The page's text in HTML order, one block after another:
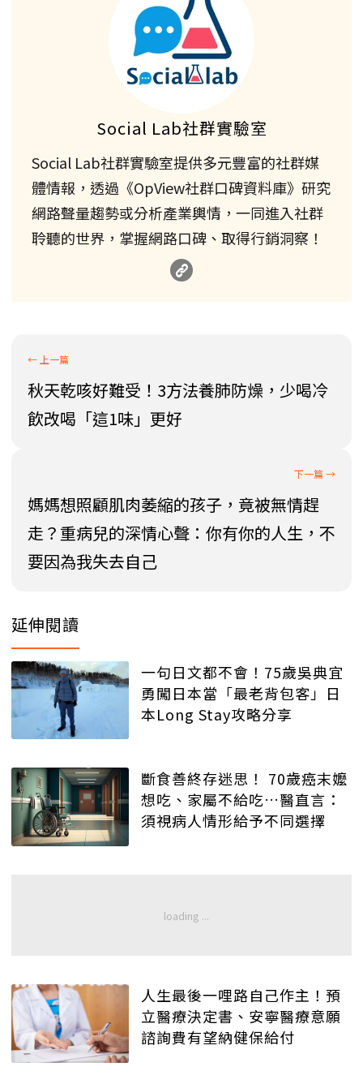
Social Lab社群實驗室
Social Lab社群實驗室提供多元豐富的社群媒
體情報，透過《OpView社群口碑資料庫》研究
網路聲量趨勢或分析產業輿情，一同進入社群
聆聽的世界，掌握網路口碑、取得行銷洞察！
秋天乾咳好難受！3方法養肺防燥，少喝冷
飲改喝「這1味」更好
媽媽想照顧肌肉萎縮的孩子，竟被無情趕
走？重病兒的深情心聲：你有你的人生，不
要因為我失去自己
延伸閱讀
一句日文都不會！75歲吳典宜
勇闖日本當「最老背包客」日
本Long Stay攻略分享
斷食善終存迷思！ 70歲癌末嬤
想吃、家屬不給吃…醫直言：
須視病人情形給予不同選擇
人生最後一哩路自己作主！預
立醫療決定書、安寧醫療意願
諮詢費有望納健保給付